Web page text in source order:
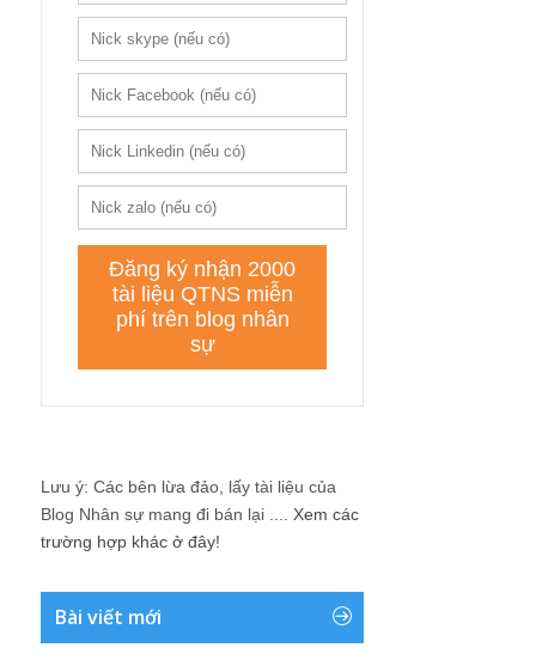
Lưu ý: Các bên lừa đảo, lấy tài liệu của
Blog Nhân sự mang đi bán lại .... Xem các
trường hợp khác ở đây!
Bài viết mới